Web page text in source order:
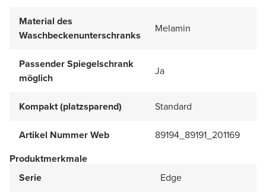
Material des
Waschbeckenunterschranks
Melamin
Passender Spiegelschrank
möglich
Ja
Kompakt (platzsparend) Standard
Artikel Nummer Web
89194_89191_201169
Produktmerkmale
Serie
Edge